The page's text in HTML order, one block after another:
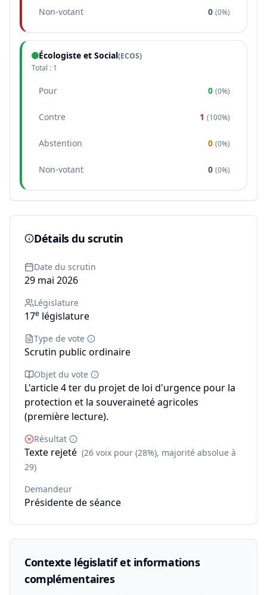
Non-votant 0 (0%)
Écologiste et Social(ECOS)
Total : 1
Pour 0 (0%)
Contre 1 (100%)
Abstention 0 (0%)
Non-votant 0 (0%)
Détails du scrutin
Date du scrutin
29 mai 2026
Législature
17e législature
Type de vote
Scrutin public ordinaire
Objet du vote
L'article 4 ter du projet de loi d'urgence pour la
protection et la souveraineté agricoles
(première lecture).
Résultat
Texte rejeté (26 voix pour (28%), majorité absolue à
29)
Demandeur
Présidente de séance
Contexte législatif et informations
complémentaires